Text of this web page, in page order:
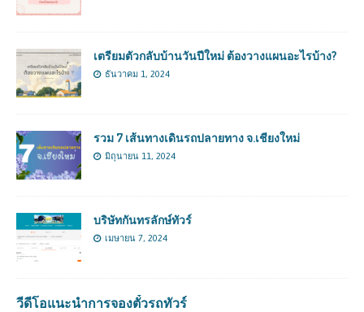
เตรียมตัวกลับบ้านวันปีใหม่ ต้องวางแผนอะไรบ้าง?
ธันวาคม 1, 2024
รวม 7 เส้นทางเดินรถปลายทาง จ.เชียงใหม่
มิถุนายน 11, 2024
บริษัทกันทรลักษ์ทัวร์
เมษายน 7, 2024
วีดีโอแนะนำการจองตั๋วรถทัวร์